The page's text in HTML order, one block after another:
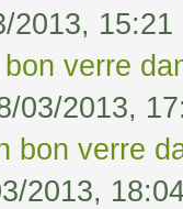
2013, 15:21
verre
03/2013,
bon verre
2013,